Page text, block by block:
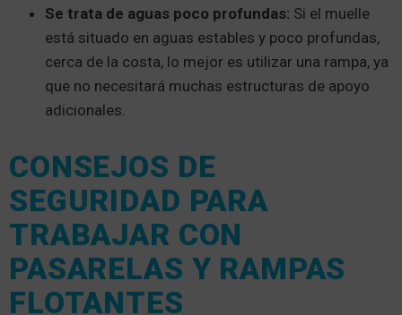
Se trata de aguas poco profundas: Si el muelle
está situado en aguas estables y poco profundas,
cerca de la costa, lo mejor es utilizar una rampa, ya
que no necesitará muchas estructuras de apoyo
adicionales.
CONSEJOS DE
SEGURIDAD PARA
TRABAJAR CON
PASARELAS Y RAMPAS
FLOTANTES